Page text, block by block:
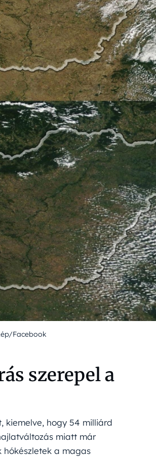
Facebook
szerepel a
kiemelve, hogy 54 milliárd
miatt már
hókészletek a magas